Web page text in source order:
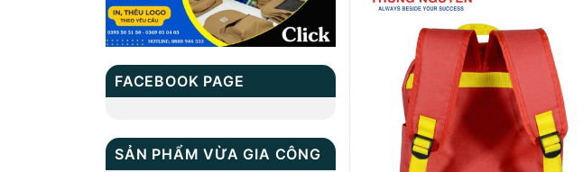
FACEBOOK PAGE
SẢN PHẨM VỪA GIA CÔNG